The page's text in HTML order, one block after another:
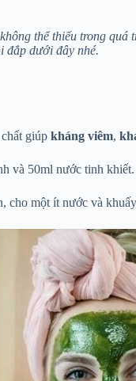
thể thiếu trong quá
đắp dưới đây nhé.
giúp kháng viêm,
và 50ml nước tinh khiết.
cho một ít nước và